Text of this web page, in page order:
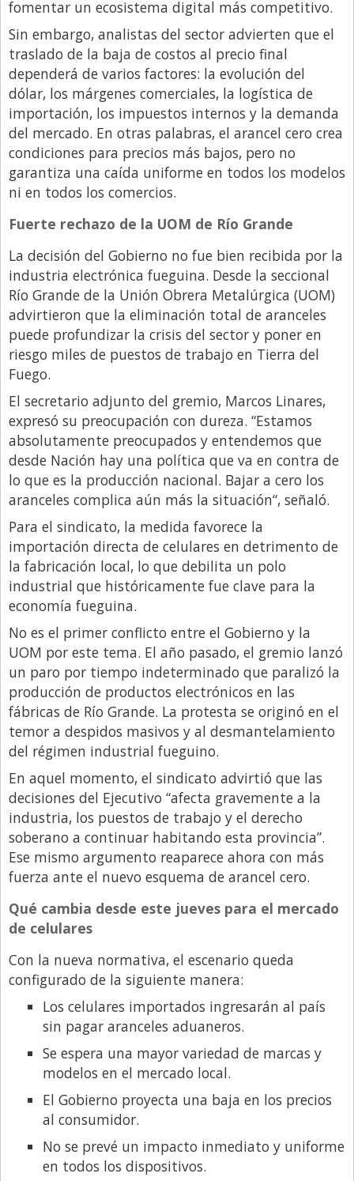
fomentar un ecosistema digital más competitivo.
Sin embargo, analistas del sector advierten que el
traslado de la baja de costos al precio final
dependerá de varios factores: la evolución del
dólar, los márgenes comerciales, la logística de
importación, los impuestos internos y la demanda
del mercado. En otras palabras, el arancel cero crea
condiciones para precios más bajos, pero no
garantiza una caída uniforme en todos los modelos
ni en todos los comercios.
Fuerte rechazo de la UOM de Río Grande
La decisión del Gobierno no fue bien recibida por la
industria electrónica fueguina. Desde la seccional
Río Grande de la Unión Obrera Metalúrgica (UOM)
advirtieron que la eliminación total de aranceles
puede profundizar la crisis del sector y poner en
riesgo miles de puestos de trabajo en Tierra del
Fuego.
El secretario adjunto del gremio, Marcos Linares,
expresó su preocupación con dureza. “Estamos
absolutamente preocupados y entendemos que
desde Nación hay una política que va en contra de
lo que es la producción nacional. Bajar a cero los
aranceles complica aún más la situación“, señaló.
Para el sindicato, la medida favorece la
importación directa de celulares en detrimento de
la fabricación local, lo que debilita un polo
industrial que históricamente fue clave para la
economía fueguina.
No es el primer conflicto entre el Gobierno y la
UOM por este tema. El año pasado, el gremio lanzó
un paro por tiempo indeterminado que paralizó la
producción de productos electrónicos en las
fábricas de Río Grande. La protesta se originó en el
temor a despidos masivos y al desmantelamiento
del régimen industrial fueguino.
En aquel momento, el sindicato advirtió que las
decisiones del Ejecutivo “afecta gravemente a la
industria, los puestos de trabajo y el derecho
soberano a continuar habitando esta provincia”.
Ese mismo argumento reaparece ahora con más
fuerza ante el nuevo esquema de arancel cero.
Qué cambia desde este jueves para el mercado
de celulares
Con la nueva normativa, el escenario queda
configurado de la siguiente manera:
Los celulares importados ingresarán al país
sin pagar aranceles aduaneros.
Se espera una mayor variedad de marcas y
modelos en el mercado local.
El Gobierno proyecta una baja en los precios
al consumidor.
No se prevé un impacto inmediato y uniforme
en todos los dispositivos.